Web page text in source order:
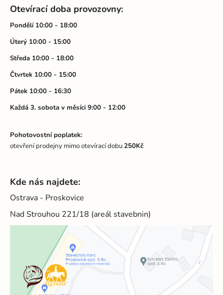
Otevírací doba provozovny:
Pondělí 10:00 - 18:00
Úterý 10:00 - 15:00
Středa 10:00 - 18:00
Čtvrtek 10:00 - 15:00
Pátek 10:00 - 16:30
Každá 3. sobota v měsíci 9:00 - 12:00
Pohotovostní poplatek:
otevření prodejny mimo otevírací dobu250Kč
Kde nás najdete:
Ostrava - Proskovice
Nad Strouhou 221/18 (areál stavebnin)